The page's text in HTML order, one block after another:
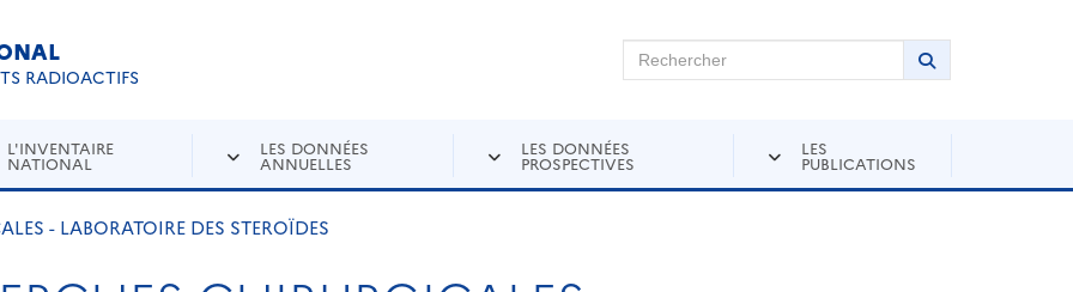
RADIOACTIFS
Rechercher sur Andra Inventaire Rechercher
Lancer la
L'INVENTAIRE
NATIONAL
LES DONNÉES
ANNUELLES
LES DONNÉES
PROSPECTIVES
LES
PUBLICATIONS
- LABORATOIRE DES STEROÏDES